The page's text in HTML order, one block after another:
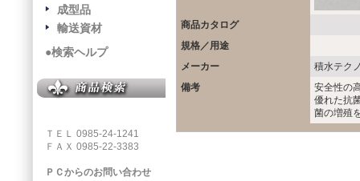
成型品
輸送資材
●検索ヘルプ
ＴＥＬ 0985-24-1241
ＦＡＸ 0985-22-3383
ＰＣからのお問い合わせ
商品カタログ
規格／用途
メーカー
積水テク
備考
安全性の
優れた抗
菌の増殖